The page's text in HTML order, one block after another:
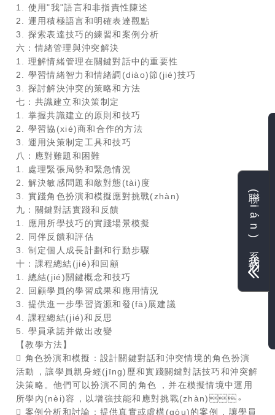
1. 使用"我"語言和非指責性陳述
2. 運用積極語言和明確表達觀點
3. 探索表達技巧的練習和案例分析
六：情緒管理與沖突解決
1. 理解情緒管理在關鍵對話中的重要性
2. 學習情緒智力和情緒調(diào)節(jié)技巧
3. 探討解決沖突的策略和方法
七：共識建立和決策制定
1. 掌握共識建立的原則和技巧
2. 學習協(xié)商和合作的方法
3. 運用決策制定工具和技巧
八：應對難題和困難
1. 處理緊張局勢和緊急情況
2. 解決敏感問題和敵對態(tài)度
3. 實踐角色扮演和模擬應對挑戰(zhàn)
九：關鍵對話實踐和反饋
1. 應用所學技巧的實踐場景模擬
2. 同伴反饋和評估
3. 制定個人成長計劃和行動步驟
十：課程總結(jié)和回顧
1. 總結(jié)關鍵概念和技巧
2. 回顧學員的學習成果和應用情況
3. 提供進一步學習資源和發(fā)展建議
4. 課程總結(jié)和反思
5. 學員承諾并做出改變
【教學方法】
 角色扮演和模擬：設計關鍵對話和沖突情境的角色扮演
活動，讓學員親身經(jīng)歷和實踐關鍵對話技巧和沖突解
決策略。他們可以扮演不同的角色，并在模擬情境中運用
所學內(nèi)容，以增強技能和應對挑戰(zhàn)。
 案例分析和討論：提供真實或虛構(gòu)的案例，讓學員
聯(lián)系我們